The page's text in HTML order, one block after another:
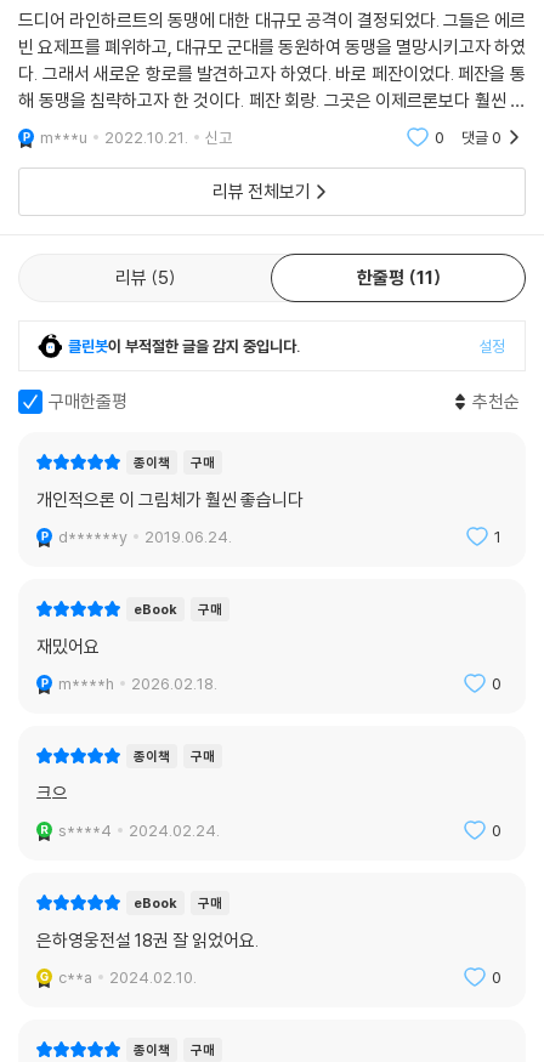
드디어 라인하르트의 동맹에 대한 대규모 공격이 결정되었다. 그들은 에르
빈 요제프를 폐위하고, 대규모 군대를 동원하여 동맹을 멸망시키고자 하였
다. 그래서 새로운 항로를 발견하고자 하였다. 바로 페잔이었다. 페잔을 통
해 동맹을 침략하고자 한 것이다. 페잔 회랑. 그곳은 이제르론보다 훨씬 좁
고 험난한 회랑이다. 그리고 페잔에 의해 강력한 무기로 방어시설을 갖춘
곳이다. 과연
m***u 2022.10.21. 신고 0 댓글0
리뷰 전체보기
리뷰 5 한줄평 11
클린봇이 부적절한 글을 감지 중입니다. 설정
구매한줄평 추천순
종이책 구매
개인적으론 이 그림체가 훨씬 좋습니다
d******y 2019.06.24. 1
eBook 구매
재밌어요
m****h 2026.02.18. 0
종이책 구매
크으
s****4 2024.02.24. 0
eBook 구매
은하영웅전설 18권 잘 읽었어요.
c**a 2024.02.10. 0
종이책 구매